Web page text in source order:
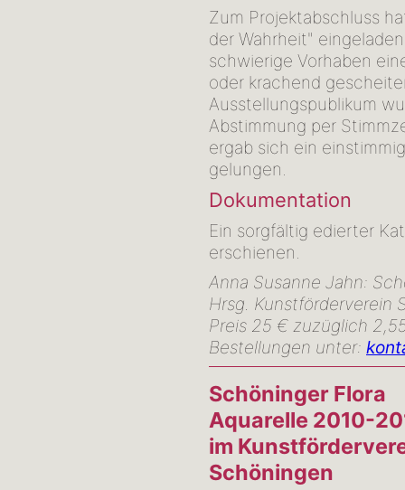
Zum Projektabschluss
der Wahrheit"
schwierige Vorhaben
oder krachend
Ausstellungspublikum
Abstimmung per
ergab sich ein
gelungen.
Dokumentation
Ein sorgfältig edierter
erschienen.
Anna Susanne Jahn:
Hrsg. Kunstförderverein
Preis 25 € zuzüglich
Bestellungen unter:
Schöninger Flora
Aquarelle 2010-
im
Schöningen